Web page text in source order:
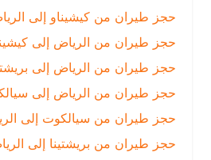
حجز طيران من كيشيناو إلى الرياض
|
حجز طيران من الرياض إلى كيشيناو |
حجز طيران من الرياض إلى بريشتينا |
حجز طيران من الرياض إلى سيالكوت |
حجز طيران من سيالكوت إلى الرياض
|
حجز طيران من بريشتينا إلى الرياض
|